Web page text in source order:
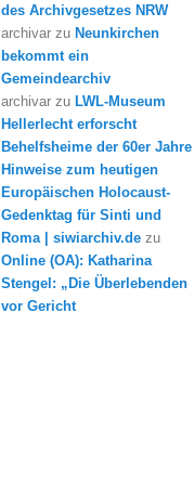
des Archivgesetzes NRW
archivar zuNeunkirchen
bekommt ein
Gemeindearchiv
archivar zuLWL-Museum
Hellerlecht erforscht
Behelfsheime der 60er Jahre
Hinweise zum heutigen
Europäischen Holocaust-
Gedenktag für Sinti und
Roma | siwiarchiv.de zu
Online (OA): Katharina
Stengel: „Die Überlebenden
vor Gericht